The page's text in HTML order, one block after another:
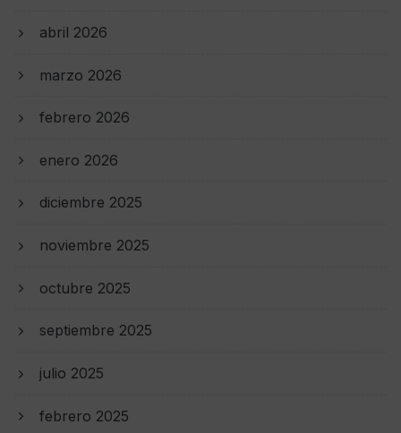
abril 2026
marzo 2026
febrero 2026
enero 2026
diciembre 2025
noviembre 2025
octubre 2025
septiembre 2025
julio 2025
febrero 2025